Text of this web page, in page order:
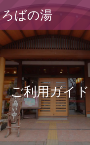
ろばの湯
ご利用ガイド